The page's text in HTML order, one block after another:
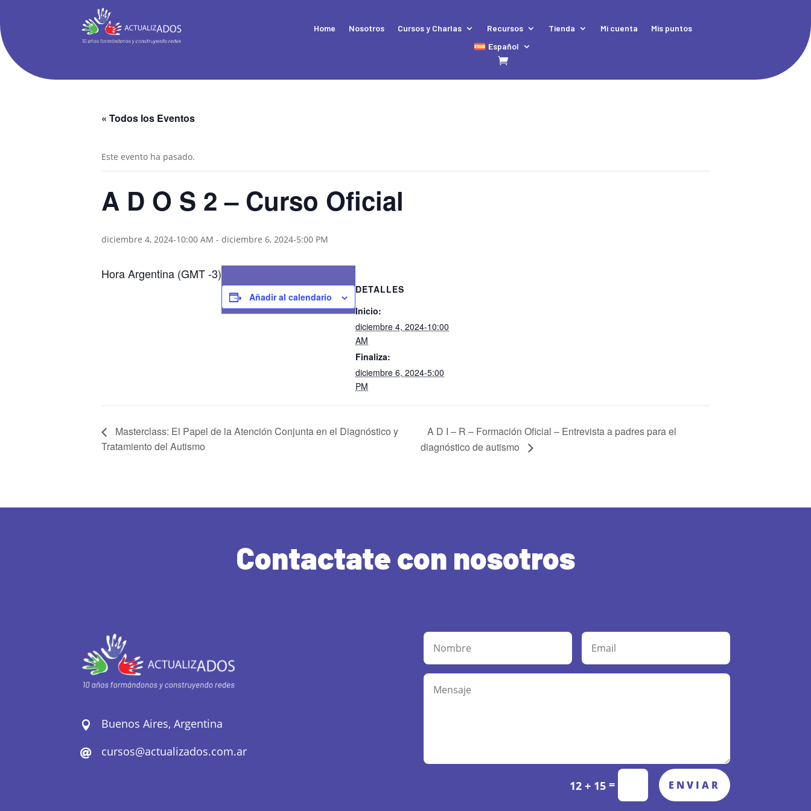
Home Nosotros Cursos y Charlas Recursos Tienda Mi cuenta
Mis puntos
Español
« Todos los Eventos
Este evento ha pasado.
A D O S 2 – Curso Oficial
diciembre 4, 2024-10:00 AM - diciembre 6, 2024-5:00 PM
Hora Argentina (GMT -3)
Añadir al calendario
DETALLES
Inicio:
diciembre 4, 2024-10:00
AM
Finaliza:
diciembre 6, 2024-5:00
PM
Masterclass: El Papel de la Atención Conjunta en el Diagnóstico y
Tratamiento del Autismo
A D I – R – Formación Oficial – Entrevista a padres para el
diagnóstico de autismo
Contactate con nosotros
 Buenos Aires, Argentina
 cursos@actualizados.com.ar
12 + 15= ENVIAR